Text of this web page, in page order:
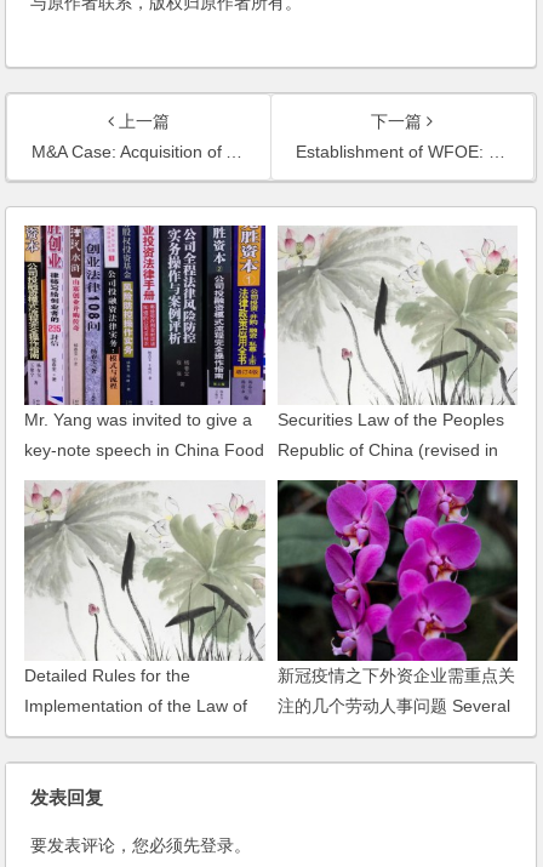
上一篇
M&A Case: Acquisition of A Flavor and Fragrance Enterprise of Shanghai
下一篇
Establishment of WFOE: Guangli Chemical (Shanghai) Co., Ltd.
Mr. Yang was invited to give a
key-note speech in China Food
and Beverage Summit
Securities Law of the Peoples
Republic of China (revised in
2005)
Detailed Rules for the
Implementation of the Law of
the Peoples Republic of China
on Sino-Foreign Contractual
Joint Ventures
新冠疫情之下外资企业需重点关
注的几个劳动人事问题 Several
Labor and Personnel Issues to
be focused on by FIEs during
发表回复
要发表评论，您必须先登录。